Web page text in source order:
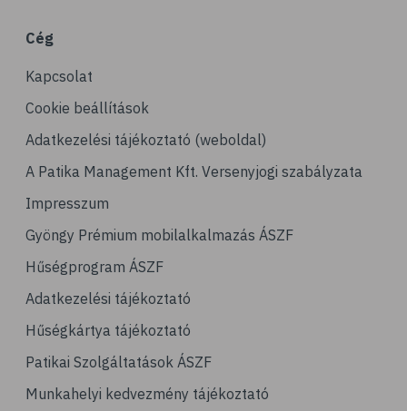
# napozás
# leégés
# szolárium
# köröm
# körömápolás
# fertőtlenítés
# méz
# jód
# szájápolás
# fogápolás
Cég
Kapcsolat
Cookie beállítások
Adatkezelési tájékoztató (weboldal)
A Patika Management Kft. Versenyjogi szabályzata
Impresszum
Gyöngy Prémium mobilalkalmazás ÁSZF
Hűségprogram ÁSZF
Adatkezelési tájékoztató
Hűségkártya tájékoztató
Patikai Szolgáltatások ÁSZF
Munkahelyi kedvezmény tájékoztató